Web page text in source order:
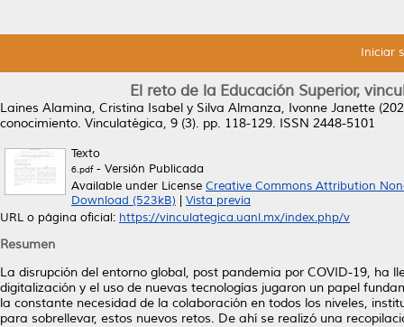
Iniciar
El reto de la Educación Superior,
Laines Alamina, Cristina Isabel y Silva Almanza, Ivonne Janette
conocimiento. Vinculatégica, 9 (3). pp. 118-129. ISSN 2448-5101
Texto
6.pdf- Versión Publicada
Available under License Creative Commons Attribution
Download (523kB)
Vista previa
URL o página oficial: https://vinculategica.uanl.mx/index.php/v
Resumen
La disrupción del entorno global, post pandemia por COVID-19, ha
digitalización y el uso de nuevas tecnologías jugaron un papel
la constante necesidad de la colaboración en todos los niveles,
para sobrellevar, estos nuevos retos. De ahí se realizó una